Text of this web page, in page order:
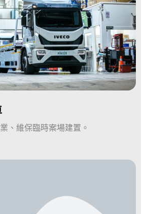
、維保臨時案場建置 。